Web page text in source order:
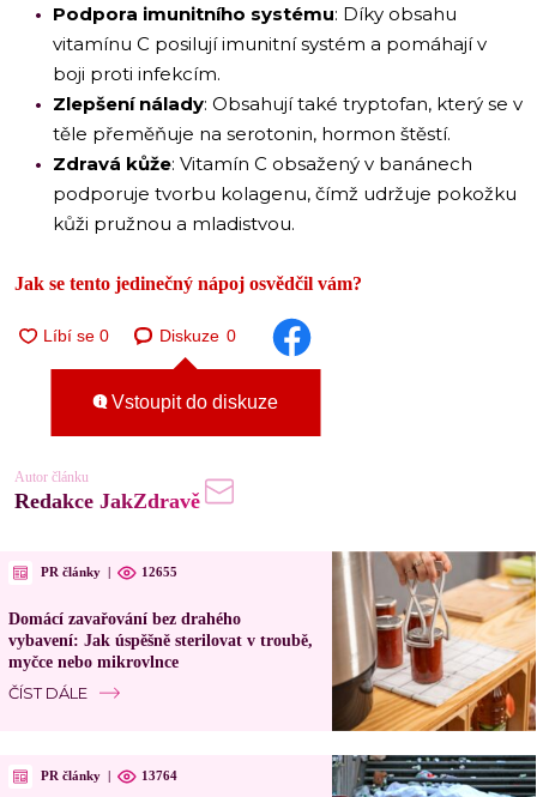
Podpora imunitního systému: Díky obsahu
vitamínu C posilují imunitní systém a pomáhají v
boji proti infekcím.
Zlepšení nálady: Obsahují také tryptofan, který se v
těle přeměňuje na serotonin, hormon štěstí.
Zdravá kůže: Vitamín C obsažený v banánech
podporuje tvorbu kolagenu, čímž udržuje pokožku
kůži pružnou a mladistvou.
Jak se tento jedinečný nápoj osvědčil vám?
Diskuze 0
Vstoupit do diskuze
Autor článku
Redakce JakZdravě
PR články | 12655
Domácí zavařování bez drahého
vybavení: Jak úspěšně sterilovat v troubě,
myčce nebo mikrovlnce
ČÍST DÁLE
PR články | 13764